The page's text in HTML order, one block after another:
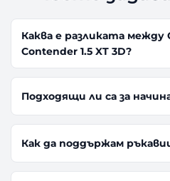
Каква е разликата между
Contender 1.5 XT 3D?
Подходящи ли са за
Как да поддържам